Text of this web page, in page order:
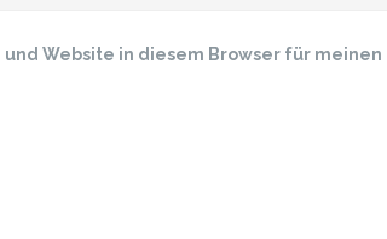
und Website in diesem Browser für